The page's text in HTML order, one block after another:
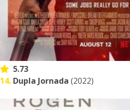
5.73
14. Dupla Jornada (2022)